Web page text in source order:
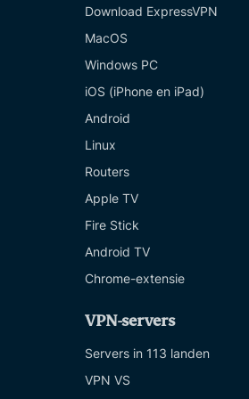
Download ExpressVPN
MacOS
Windows PC
iOS (iPhone en iPad)
Android
Linux
Routers
Apple TV
Fire Stick
Android TV
Chrome-extensie
VPN-servers
Servers in 113 landen
VPN VS